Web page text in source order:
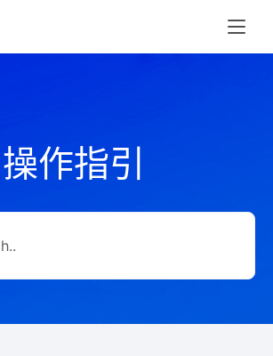
操作指引